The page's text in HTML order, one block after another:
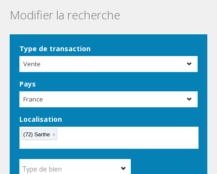
Modifier la recherche
Type de transaction
Vente
Pays
France
Localisation
(72) Sarthe ×